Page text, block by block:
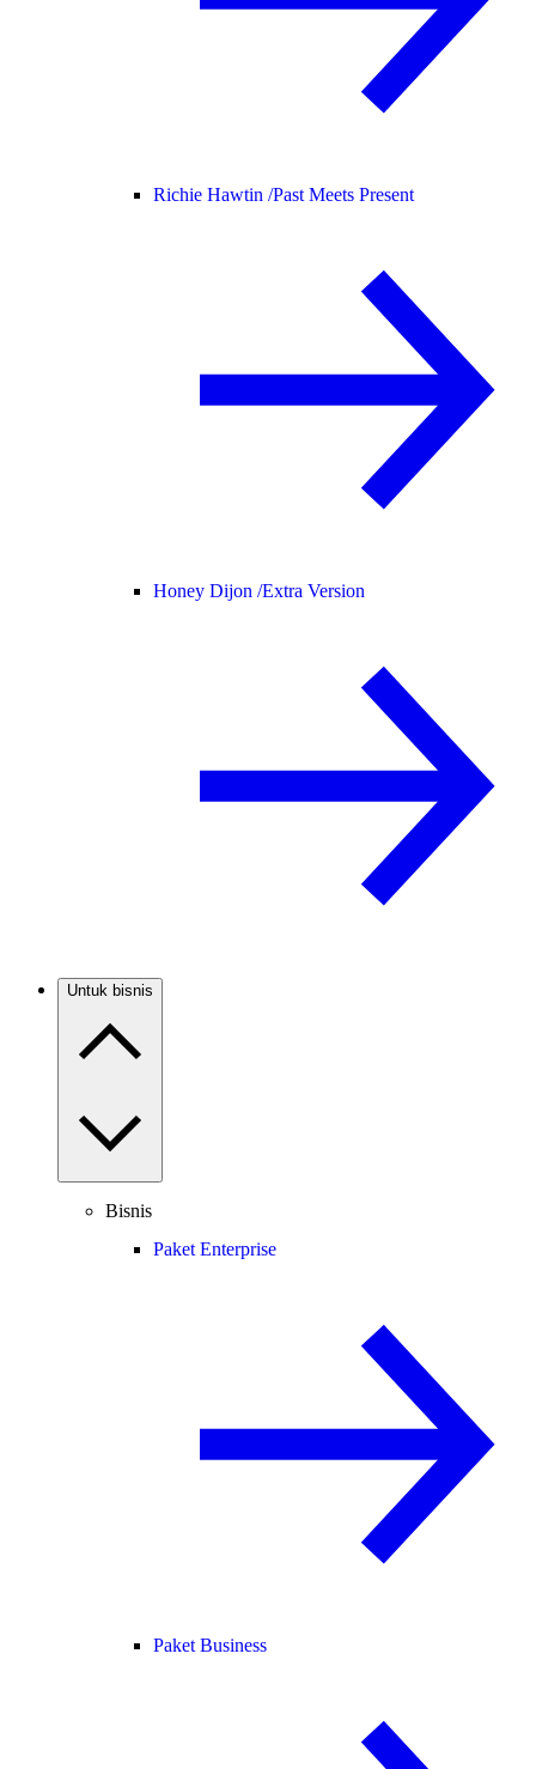
Richie Hawtin /Past Meets Present
Honey Dijon /Extra Version
Untuk bisnis
Bisnis
Paket Enterprise
Paket Business